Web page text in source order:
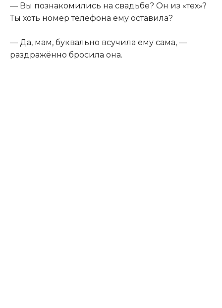
— Вы познакомились на свадьбе? Он из «тех»?
Ты хоть номер телефона ему оставила?
— Да, мам, буквально всучила ему сама, —
раздражённо бросила она.